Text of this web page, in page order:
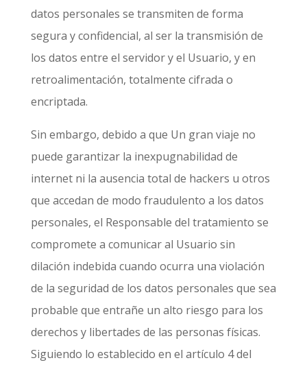
datos personales se transmiten de forma
segura y confidencial, al ser la transmisión de
los datos entre el servidor y el Usuario, y en
retroalimentación, totalmente cifrada o
encriptada.
Sin embargo, debido a que Un gran viaje no
puede garantizar la inexpugnabilidad de
internet ni la ausencia total de hackers u otros
que accedan de modo fraudulento a los datos
personales, el Responsable del tratamiento se
compromete a comunicar al Usuario sin
dilación indebida cuando ocurra una violación
de la seguridad de los datos personales que sea
probable que entrañe un alto riesgo para los
derechos y libertades de las personas físicas.
Siguiendo lo establecido en el artículo 4 del